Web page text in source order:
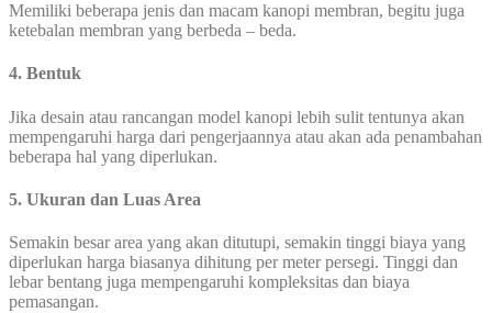
Memiliki beberapa jenis dan macam kanopi membran, begitu juga
ketebalan membran yang berbeda – beda.
4. Bentuk
Jika desain atau rancangan model kanopi lebih sulit tentunya akan
mempengaruhi harga dari pengerjaannya atau akan ada penambahan
beberapa hal yang diperlukan.
5. Ukuran dan Luas Area
Semakin besar area yang akan ditutupi, semakin tinggi biaya yang
diperlukan harga biasanya dihitung per meter persegi. Tinggi dan
lebar bentang juga mempengaruhi kompleksitas dan biaya
pemasangan.